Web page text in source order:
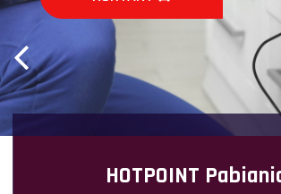
HOTPOINT